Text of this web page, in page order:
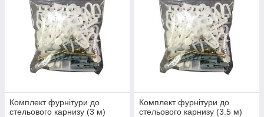
Комплект фурнітури до
стельового карнизу (3 м)
Комплект фурнітури до
стельового карнизу (3.5 м)